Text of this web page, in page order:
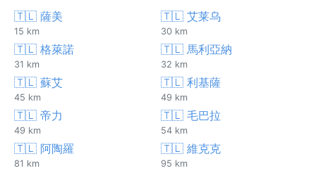
🇹🇱 薩美
15 km
🇹🇱 艾莱乌
30 km
🇹🇱 格萊諾
31 km
🇹🇱 馬利亞納
32 km
🇹🇱 蘇艾
45 km
🇹🇱 利基薩
49 km
🇹🇱 帝力
49 km
🇹🇱 毛巴拉
54 km
🇹🇱 阿陶羅
81 km
🇹🇱 維克克
95 km